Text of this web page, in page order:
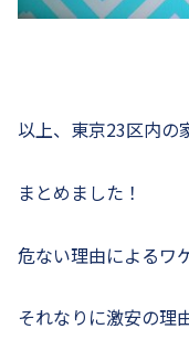
以上、東京23区内の
まとめました！
危ない理由によるワ
それなりに激安の理